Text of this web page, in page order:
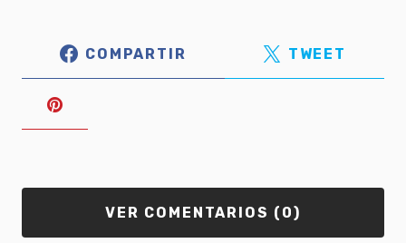
COMPARTIR TWEET
VER COMENTARIOS (0)